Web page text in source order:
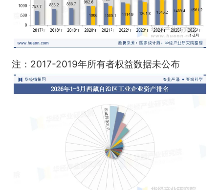
注：2017-2019年所有者权益数据未公布